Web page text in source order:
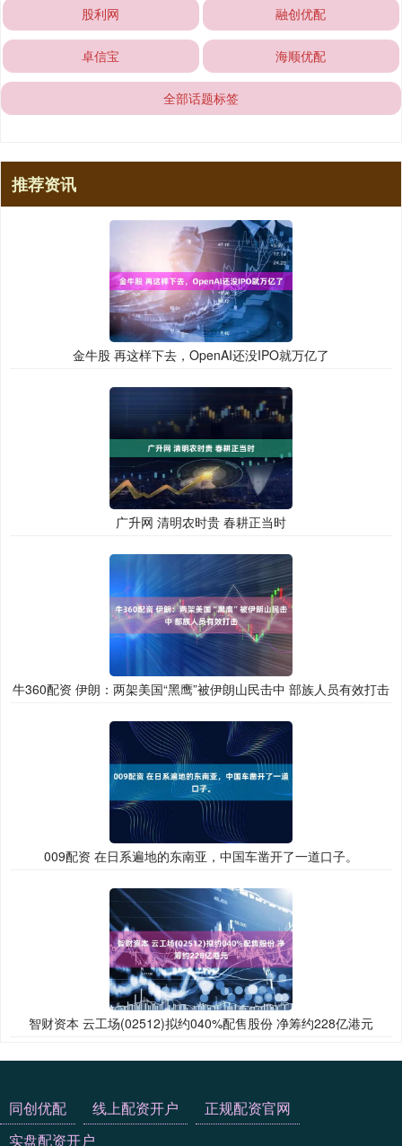
股利网 融创优配
卓信宝 海顺优配
全部话题标签
推荐资讯
金牛股 再这样下去，OpenAI还没IPO就万亿了
广升网 清明农时贵 春耕正当时
牛360配资 伊朗：两架美国“黑鹰”被伊朗山民击中 部族人员有效打击
009配资 在日系遍地的东南亚，中国车凿开了一道口子。
智财资本 云工场(02512)拟约040%配售股份 净筹约228亿港元
同创优配 线上配资开户
正规配资官网
实盘配资开户